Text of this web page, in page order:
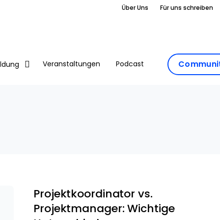
Über Uns Für uns schreiben
Veranstaltungen Podcast
Projektkoordinator vs.
Projektmanager: Wichtige